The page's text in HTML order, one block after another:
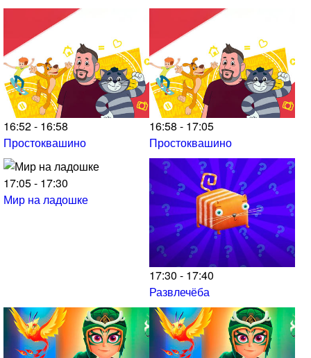
16:52 - 16:58
Простоквашино
16:58 - 17:05
Простоквашино
17:05 - 17:30
Мир на ладошке
17:30 - 17:40
Развлечёба